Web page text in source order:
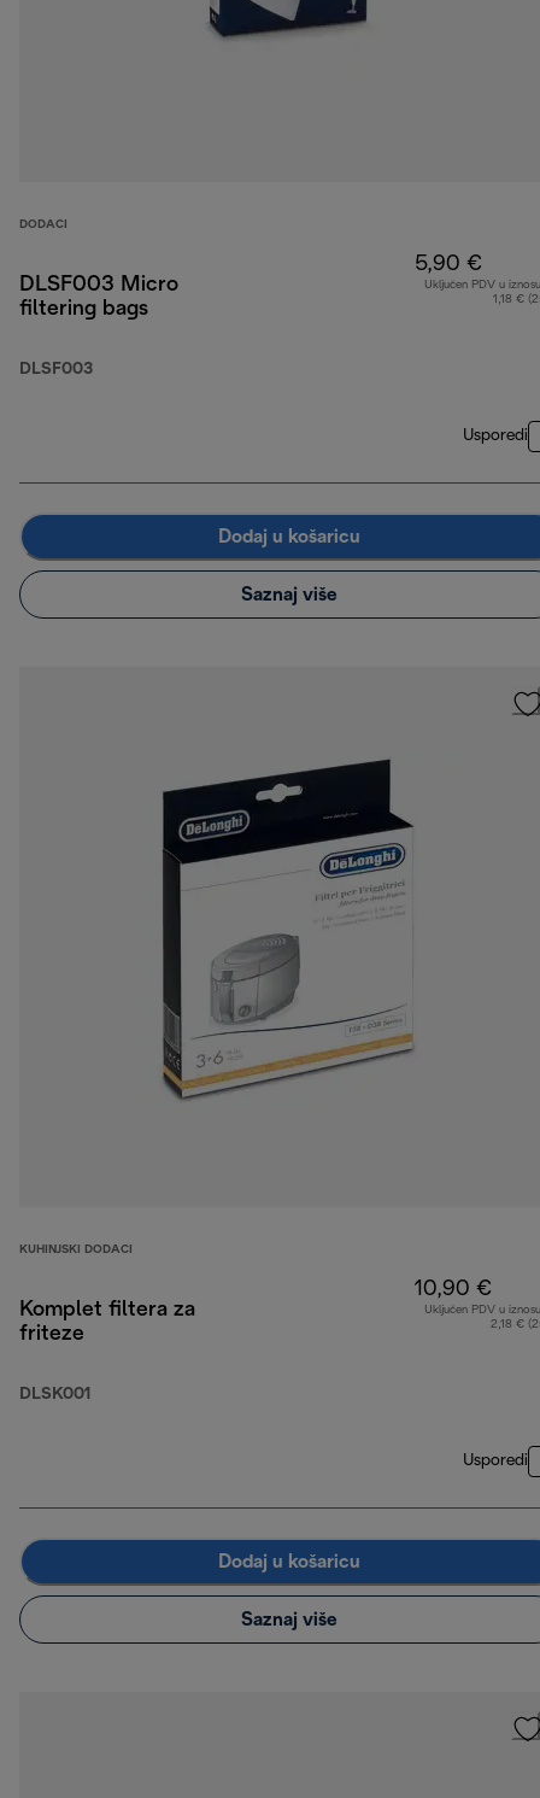
DODACI
DLSF003 Micro
filtering bags
DLSF003
5,90 €
Uključen PDV u
1,18 €
Usporedi
Dodaj u košaricu
Saznaj više
KUHINJSKI DODACI
Komplet filtera za
friteze
DLSK001
10,90 €
Uključen PDV u
2,18 €
Usporedi
Dodaj u košaricu
Saznaj više